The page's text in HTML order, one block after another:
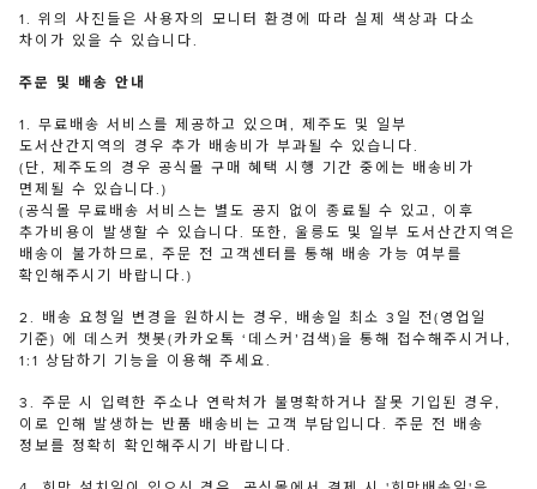
1. 위의 사진들은 사용자의 모니터 환경에 따라 실제 색상과 다소
차이가 있을 수 있습니다.
주문 및 배송 안내
1. 무료배송 서비스를 제공하고 있으며, 제주도 및 일부
도서산간지역의 경우 추가 배송비가 부과될 수 있습니다.
(단, 제주도의 경우 공식몰 구매 혜택 시행 기간 중에는 배송비가
면제될 수 있습니다.)
(공식몰 무료배송 서비스는 별도 공지 없이 종료될 수 있고, 이후
추가비용이 발생할 수 있습니다. 또한, 울릉도 및 일부 도서산간지역은
배송이 불가하므로, 주문 전 고객센터를 통해 배송 가능 여부를
확인해주시기 바랍니다.)
2. 배송 요청일 변경을 원하시는 경우, 배송일 최소 3일 전(영업일
기준) 에 데스커 챗봇(카카오톡 ‘데스커’검색)을 통해 접수해주시거나,
1:1 상담하기 기능을 이용해 주세요.
3. 주문 시 입력한 주소나 연락처가 불명확하거나 잘못 기입된 경우,
이로 인해 발생하는 반품 배송비는 고객 부담입니다. 주문 전 배송
정보를 정확히 확인해주시기 바랍니다.